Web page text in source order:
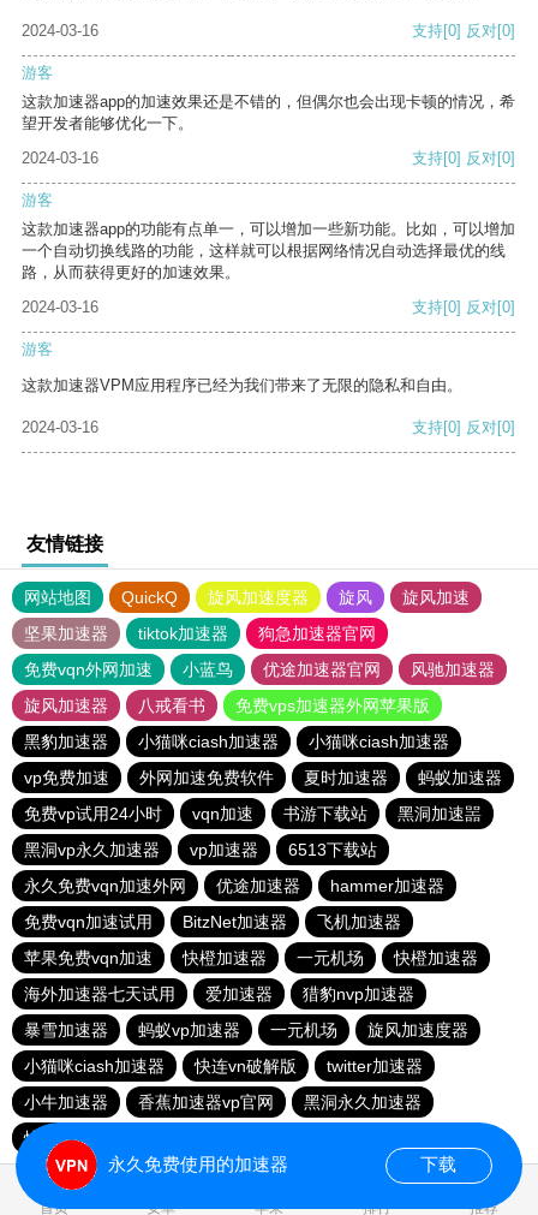
2024-03-16 支持[0] 反对[0]
游客
这款加速器app的加速效果还是不错的，但偶尔也会出现卡顿的情况，希
望开发者能够优化一下。
2024-03-16
支持[0] 反对[0]
游客
这款加速器app的功能有点单一，可以增加一些新功能。比如，可以增加
一个自动切换线路的功能，这样就可以根据网络情况自动选择最优的线
路，从而获得更好的加速效果。
2024-03-16
支持[0] 反对[0]
游客
这款加速器VPM应用程序已经为我们带来了无限的隐私和自由。
2024-03-16 支持[0] 反对[0]
友情链接
网站地图 QuickQ 旋风加速度器 旋风
旋风加速
坚果加速器
tiktok加速器
狗急加速器官网
免费vqn外网加速
小蓝鸟 优途加速器官网
风驰加速器
旋风加速器
八戒看书
免费vps加速器外网苹果版
黑豹加速器
小猫咪ciash加速器
小猫咪ciash加速器
vp免费加速
外网加速免费软件 夏时加速器
蚂蚁加速器
免费vp试用24小时
vqn加速 书游下载站
黑洞加速噐
黑洞vp永久加速器
vp加速器
6513下载站
永久免费vqn加速外网
优途加速器
hammer加速器
免费vqn加速试用
BitzNet加速器
飞机加速器
苹果免费vqn加速
快橙加速器 一元机场
快橙加速器
海外加速器七天试用
爱加速器
猎豹nvp加速器
暴雪加速器
蚂蚁vp加速器 一元机场
旋风加速度器
小猫咪ciash加速器
快连vn破解版
twitter加速器
小牛加速器
香蕉加速器vp官网
黑洞永久加速器
快鸭加速器
首页 安卓 苹果 排行 推荐
永久免费使用的加速器 下载
1.510761s